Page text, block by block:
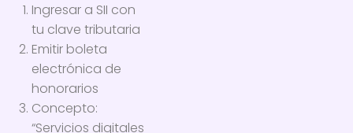
Ingresar a SII con
tu clave tributaria
Emitir boleta
electrónica de
honorarios
Concepto:
“Servicios digitales